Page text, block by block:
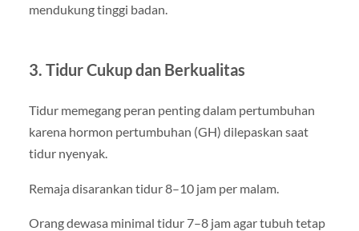
mendukung tinggi badan.
3. Tidur Cukup dan Berkualitas
Tidur memegang peran penting dalam pertumbuhan
karena hormon pertumbuhan (GH) dilepaskan saat
tidur nyenyak.
Remaja disarankan tidur 8–10 jam per malam.
Orang dewasa minimal tidur 7–8 jam agar tubuh tetap